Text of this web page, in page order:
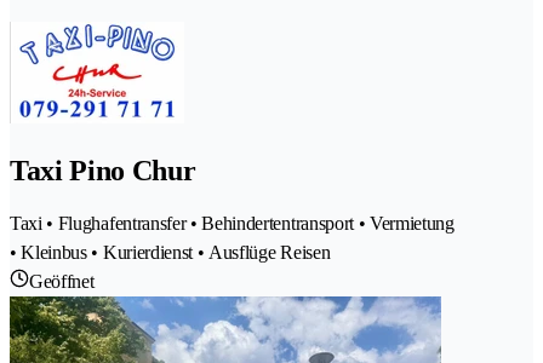
Taxi Pino Chur
Taxi • Flughafentransfer • Behindertentransport • Vermietung
• Kleinbus • Kurierdienst • Ausflüge Reisen
Geöffnet